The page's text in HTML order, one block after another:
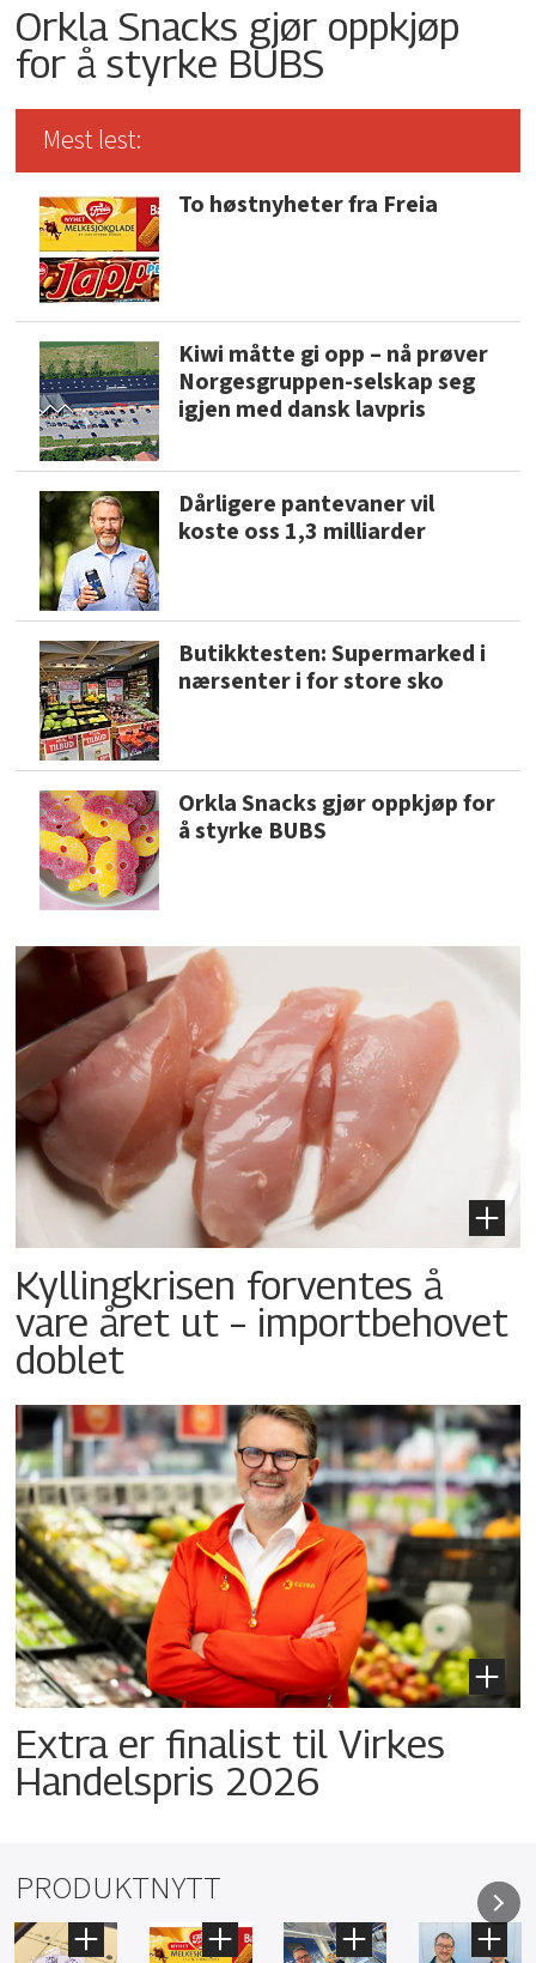
Orkla Snacks gjør oppkjøp
for å styrke BUBS
Mest lest:
To høstnyheter fra Freia
Kiwi måtte gi opp – nå prøver
Norgesgruppen-selskap seg
igjen med dansk lavpris
Dårligere pantevaner vil
koste oss 1,3 milliarder
Butikktesten: Supermarked i
nærsenter i for store sko
Orkla Snacks gjør oppkjøp for
å styrke BUBS
Kyllingkrisen forventes å
vare året ut – importbehovet
doblet
Extra er finalist til Virkes
Handelspris 2026
PRODUKTNYTT